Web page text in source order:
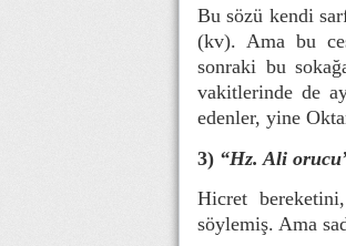
Bu sözü kendi
(kv). Ama bu
sonraki bu
vakitlerinde de
edenler, yine
3) “Hz. Ali
Hicret
söylemiş. Ama